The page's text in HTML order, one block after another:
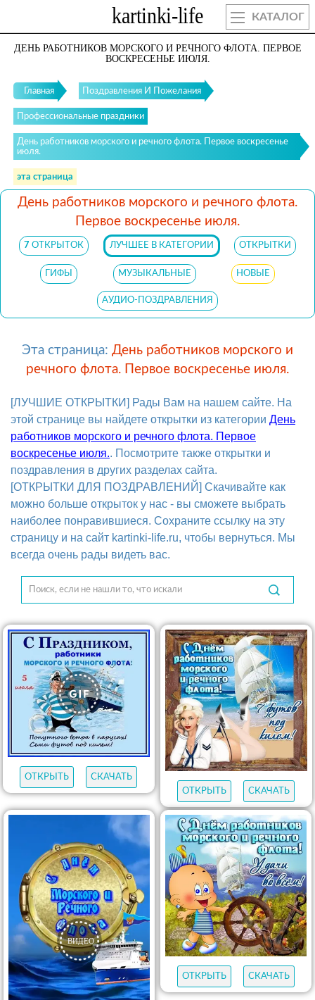
КАТАЛОГ
ДЕНЬ РАБОТНИКОВ МОРСКОГО И РЕЧНОГО ФЛОТА. ПЕРВОЕ
ВОСКРЕСЕНЬЕ ИЮЛЯ.
Главная Поздравления И Пожелания
Профессиональные праздники
День работников морского и речного флота. Первое воскресенье
июля.
эта страница
День работников морского и речного флота.
Первое воскресенье июля.
7 ОТКРЫТОК ЛУЧШЕЕ В КАТЕГОРИИ ОТКРЫТКИ
ГИФЫ МУЗЫКАЛЬНЫЕ НОВЫЕ
АУДИО-ПОЗДРАВЛЕНИЯ
Эта страница: День работников морского и
речного флота. Первое воскресенье июля.
[ЛУЧШИЕ ОТКРЫТКИ] Рады Вам на нашем сайте. На
этой странице вы найдете открытки из категории День
работников морского и речного флота. Первое
воскресенье июля.. Посмотрите также открытки и
поздравления в других разделах сайта.
[ОТКРЫТКИ ДЛЯ ПОЗДРАВЛЕНИЙ] Скачивайте как
можно больше открыток у нас - вы сможете выбрать
наиболее понравившиеся. Сохраните ссылку на эту
страницу и на сайт kartinki-life.ru, чтобы вернуться. Мы
всегда очень рады видеть вас.
ОТКРЫТЬ
СКАЧАТЬ
ОТКРЫТЬ
СКАЧАТЬ
ОТКРЫТЬ СКАЧАТЬ